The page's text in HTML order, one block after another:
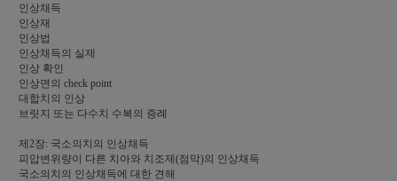
인상채득
인상재
인상법
인상채득의 실제
인상 확인
인상면의 check point
대합치의 인상
브릿지 또는 다수치 수복의 증례
제2장: 국소의치의 인상채득
피압변위량이 다른 치아와 치조제(점막)의 인상채득
국소의치의 인상채득에 대한 견해